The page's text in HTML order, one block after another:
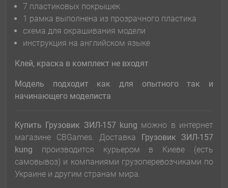
7 пластиковых покрышек
1 рамка выполнена из прозрачного пластика
схема для окрашивания модели
инструкция на английском языке
Клей, краска в комплект не входят
Модель подходит как для опытного так и
начинающего моделиста
Купить Грузовик ЗИЛ-157 kung можно в интернет
магазине CBGames. Доставка Грузовик ЗИЛ-157
kung производится курьером в Киеве (есть
самовывоз) и компаниями грузоперевозчиками по
Украине и другим странам мира.